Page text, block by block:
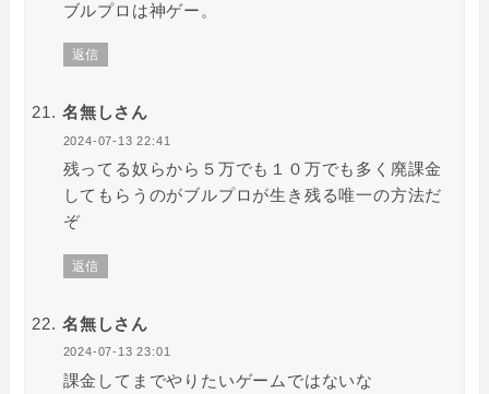
ブルプロは神ゲー。
返信
名無しさん
2024-07-13 22:41
残ってる奴らから５万でも１０万でも多く廃課金
してもらうのがブルプロが生き残る唯一の方法だ
ぞ
返信
名無しさん
2024-07-13 23:01
課金してまでやりたいゲームではないな